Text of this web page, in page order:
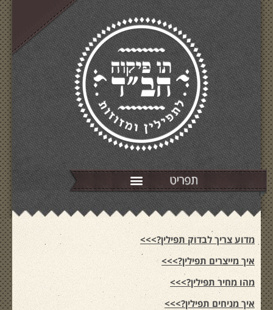
מדוע צריך לבדוק תפילין?>>>
איך מייצרים תפילין?>>>
מהו מחיר תפילין?>>>
איך מניחים תפילין?>>>